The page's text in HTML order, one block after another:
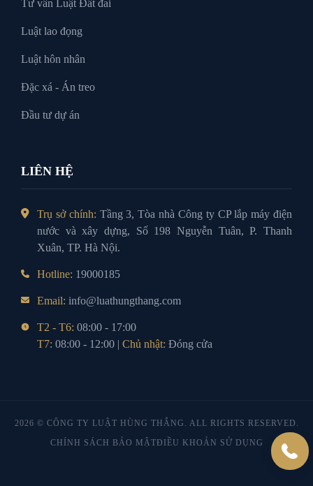
Tư vấn Luật Đất đai
Luật lao đọng
Luật hôn nhân
Đặc xá - Án treo
Đầu tư dự án
LIÊN HỆ
Trụ sở chính: Tầng 3, Tòa nhà Công ty CP lắp máy điện
nước và xây dựng, Số 198 Nguyễn Tuân, P. Thanh
Xuân, TP. Hà Nội.
Hotline: 19000185
Email: info@luathungthang.com
T2 - T6: 08:00 - 17:00
T7: 08:00 - 12:00 |Chủ nhật:Đóng cửa
CHÍNH SÁCH BẢO MẬTĐIỀU KHOẢN SỬ DỤNG
2026 © CÔNG TY LUẬT HÙNG THẮNG. ALL RIGHTS RESERVED.